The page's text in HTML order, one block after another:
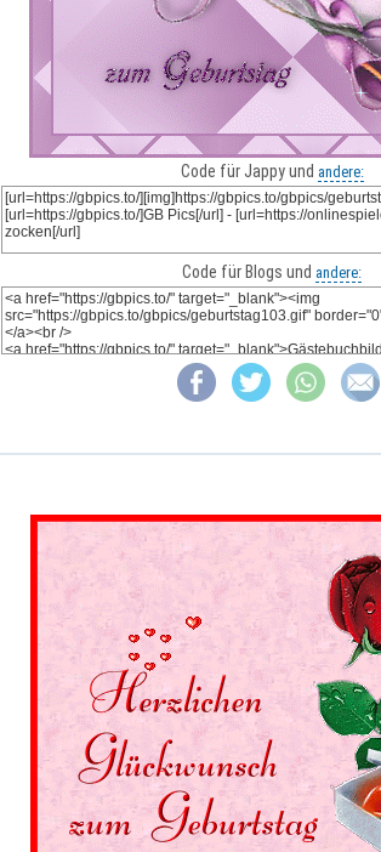
Code für Jappy und andere:
Code für Blogs und andere: